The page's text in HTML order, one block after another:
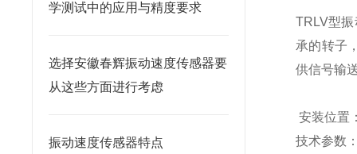
学测试中的应用与精度要求
选择安徽春辉振动速度传感器要
从这些方面进行考虑
振动速度传感器特点
TRLV型
承的转子
供信号输
安装位置
技术参数